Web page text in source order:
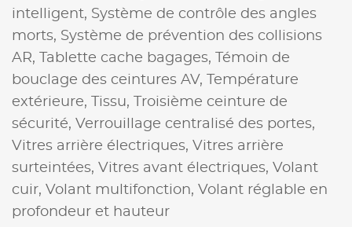
intelligent, Système de contrôle des angles
morts, Système de prévention des collisions
AR,
Tablette cache bagages,
Témoin de
bouclage des ceintures AV,
Température
extérieure,
Tissu,
Troisième ceinture de
sécurité, Verrouillage centralisé des portes,
Vitres arrière électriques, Vitres arrière
surteintées, Vitres avant électriques, Volant
cuir, Volant multifonction, Volant réglable en
profondeur et hauteur